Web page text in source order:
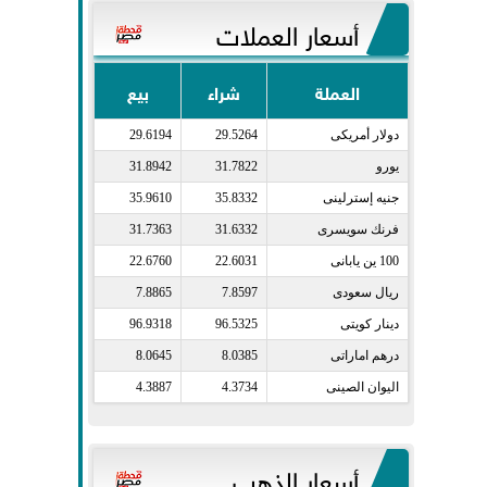
أسعار العملات
العملة شراء بيع
دولار أمريكى​ 29.5264
29.6194
يورو​ 31.7822
31.8942
جنيه إسترلينى​ 35.8332
35.9610
فرنك سويسرى​ 31.6332
31.7363
100 ين يابانى​ 22.6031
22.6760
ريال سعودى​ 7.8597
7.8865
دينار كويتى​ 96.5325
96.9318
درهم اماراتى​ 8.0385
8.0645
اليوان الصينى​ 4.3734
4.3887
أسعار الذهب